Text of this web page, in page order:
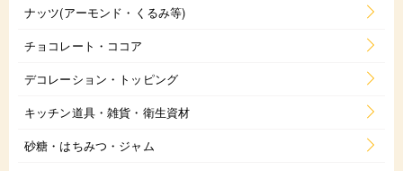
ナッツ(アーモンド・くるみ等)
チョコレート・ココア
デコレーション・トッピング
キッチン道具・雑貨・衛生資材
砂糖・はちみつ・ジャム